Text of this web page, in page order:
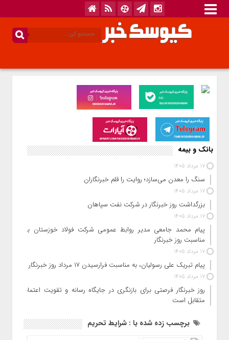
بانک و بیمه
17 مرداد 1405
سنگ را معدن می‌سازد؛ روایت را قلم خبرنگاران
17 مرداد 1405
بزرگداشت روز خبرنگار در شرکت نفت سپاهان
17 مرداد 1405
پیام محمد جامعی مدیر روابط عمومی شرکت فولاد خوزستان به
مناسبت روز خبرنگار
17 مرداد 1405
پیام تبریک علی رسولیان، به مناسبت فرارسیدن ۱۷ مرداد روز خبرنگار
17 مرداد 1405
روز خبرنگار فرصتی برای بازنگری در جایگاه رسانه و تقویت اعتماد
متقابل است
برچسب زده شده با : شرایط تحریم